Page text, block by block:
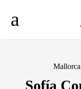
Sofía